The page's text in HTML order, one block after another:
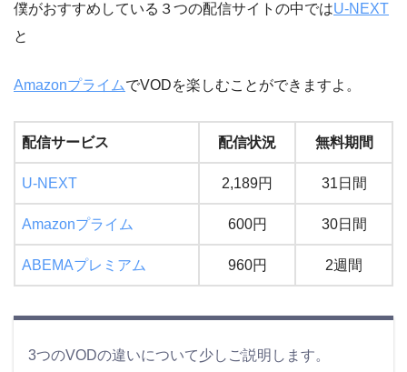
僕がおすすめしている３つの配信サイトの中ではU-NEXT
と
AmazonプライムでVODを楽しむことができますよ。
配信サービス 配信状況 無料期間
U-NEXT 2,189円 31日間
Amazonプライム 600円 30日間
ABEMAプレミアム 960円 2週間
3つのVODの違いについて少しご説明します。